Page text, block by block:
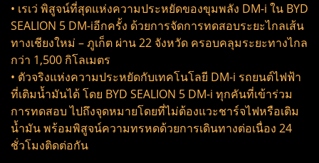
• เรเว่ พิสูจน์ที่สุดแห่งความประหยัดของขุมพลัง DM-i ใน BYD
SEALION 5 DM-iอีกครั้ง ด้วยการจัดการทดสอบระยะไกลเส้น
ทางเชียงใหม่ – ภูเก็ต ผ่าน 22 จังหวัด ครอบคลุมระยะทางไกล
กว่า 1,500 กิโลเมตร
• ตัวจริงแห่งความประหยัดกับเทคโนโลยี DM-i รถยนต์ไฟฟ้า
ที่เติมน้ำมันได้ โดย BYD SEALION 5 DM-i ทุกคันที่เข้าร่วม
การทดสอบ ไปถึงจุดหมายโดยที่ไม่ต้องแวะชาร์จไฟหรือเติม
น้ำมัน พร้อมพิสูจน์ความทรหดด้วยการเดินทางต่อเนื่อง 24
ชั่วโมงติดต่อกัน